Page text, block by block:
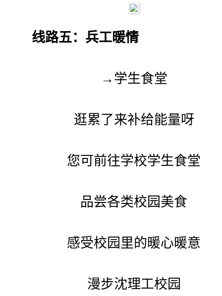
线路五：兵工暖情
→学生食堂
逛累了来补给能量呀
您可前往学校学生食堂
品尝各类校园美食
感受校园里的暖心暖意
漫步沈理工校园